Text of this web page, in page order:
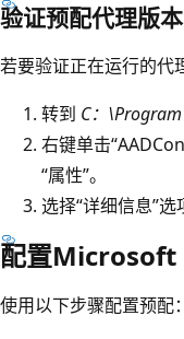
验证预配代理版本
若要验证正在运行的代
转到 C：
右键单击
“属性”。
选择“详细信息”选
配置Microsoft
使用以下步骤配置预配：